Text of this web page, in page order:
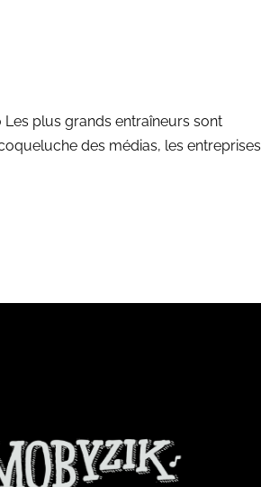
Les plus grands entraîneurs sont
des médias, les entreprises